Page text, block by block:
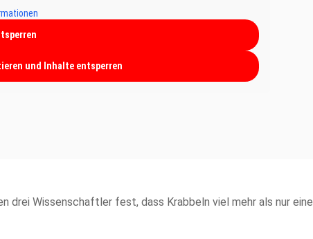
und Inhalte entsperren
drei Wissenschaftler fest, dass Krabbeln viel mehr als nur eine